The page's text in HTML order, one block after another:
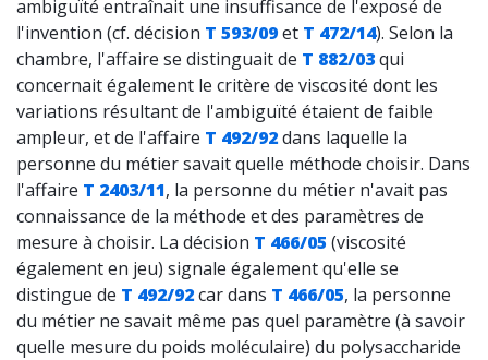
ambiguïté entraînait une insuffisance de l'exposé de
l'invention (cf. décision T 593/09et T 472/14). Selon la
chambre, l'affaire se distinguait de T 882/03qui
concernait également le critère de viscosité dont les
variations résultant de l'ambiguïté étaient de faible
ampleur, et de l'affaire T 492/92dans laquelle la
personne du métier savait quelle méthode choisir. Dans
l'affaire T 2403/11, la personne du métier n'avait pas
connaissance de la méthode et des paramètres de
mesure à choisir. La décision T 466/05 (viscosité
également en jeu) signale également qu'elle se
distingue de T 492/92car dans T 466/05, la personne
du métier ne savait même pas quel paramètre (à savoir
quelle mesure du poids moléculaire) du polysaccharide